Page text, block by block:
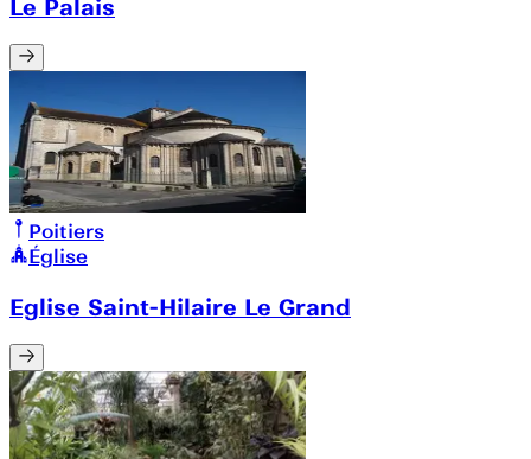
Le Palais
Poitiers
Église
Eglise Saint-Hilaire Le Grand